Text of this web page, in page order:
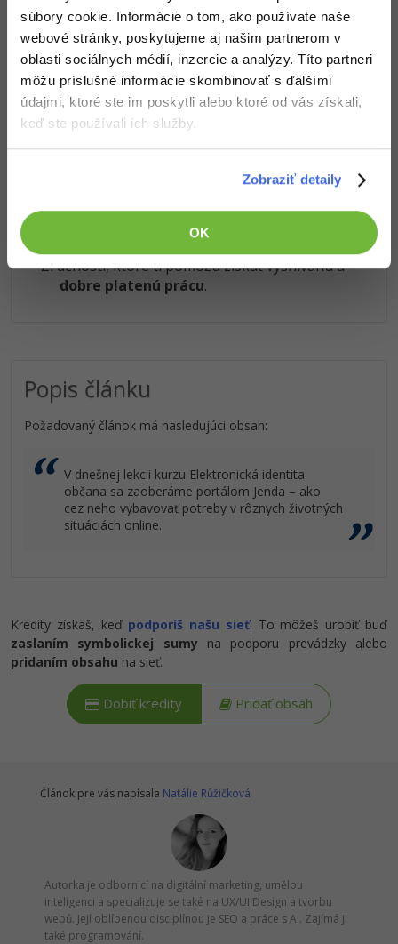
súbory cookie. Informácie o tom, ako používate naše
webové stránky, poskytujeme aj našim partnerom v
oblasti sociálnych médií, inzercie a analýzy. Títo partneri
môžu príslušné informácie skombinovať s ďalšími
údajmi, ktoré ste im poskytli alebo ktoré od vás získali,
keď ste používali ich služby.
Zobraziť detaily
OK
ukázali niečo nového a užitočného.
Chceš v kurze pokračovať? Prejdi do prémiové sekcie
Obsah článku spadá pod licenciuPremium, kúpou článku súhlasíš
sozmluvnými podmienkami.
Čo od nás v ďalších lekciách dostaneš?
Prístup k jednotlivým lekciám podľa spôsobu
Zručnosti, ktoré ti pomôžu získať vysnívanú a
dobre platenú prácu.
Popis článku
Požadovaný článok má nasledujúci obsah:
V dnešnej lekcii kurzu Elektronická identita
občana sa zaoberáme portálom Jenda – ako
cez neho vybavovať potreby v rôznych životných
situáciách online.
Kredity získaš, keď podporíš našu sieť. To môžeš urobiť buď
zaslaním symbolickej sumy na podporu prevádzky alebo
pridaním obsahu na sieť.
Dobiť kredity Pridať obsah
Článok pre vás napísala Natálie Růžičková
Autorka je odbornicí na digitální marketing, umělou
inteligenci a specializuje se také na UX/UI Design a tvorbu
webů. Její oblíbenou disciplínou je SEO a práce s AI. Zajímá ji
také programování.